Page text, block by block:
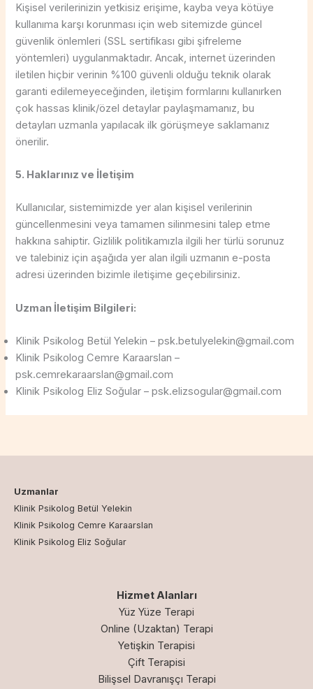
Kişisel verilerinizin yetkisiz erişime, kayba veya kötüye
kullanıma karşı korunması için web sitemizde güncel
güvenlik önlemleri (SSL sertifikası gibi şifreleme
yöntemleri) uygulanmaktadır. Ancak, internet üzerinden
iletilen hiçbir verinin %100 güvenli olduğu teknik olarak
garanti edilemeyeceğinden, iletişim formlarını kullanırken
çok hassas klinik/özel detaylar paylaşmamanız, bu
detayları uzmanla yapılacak ilk görüşmeye saklamanız
önerilir.
5. Haklarınız ve İletişim
Kullanıcılar, sistemimizde yer alan kişisel verilerinin
güncellenmesini veya tamamen silinmesini talep etme
hakkına sahiptir. Gizlilik politikamızla ilgili her türlü sorunuz
ve talebiniz için aşağıda yer alan ilgili uzmanın e-posta
adresi üzerinden bizimle iletişime geçebilirsiniz.
Uzman İletişim Bilgileri:
Klinik Psikolog Betül Yelekin – psk.betulyelekin@gmail.com
Klinik Psikolog Cemre Karaarslan –
psk.cemrekaraarslan@gmail.com
Klinik Psikolog Eliz Soğular – psk.elizsogular@gmail.com
Uzmanlar
Klinik Psikolog Betül Yelekin
Klinik Psikolog Cemre Karaarslan
Klinik Psikolog Eliz Soğular
Hizmet Alanları
Yüz Yüze Terapi
Online (Uzaktan) Terapi
Yetişkin Terapisi
Çift Terapisi
Bilişsel Davranışçı Terapi